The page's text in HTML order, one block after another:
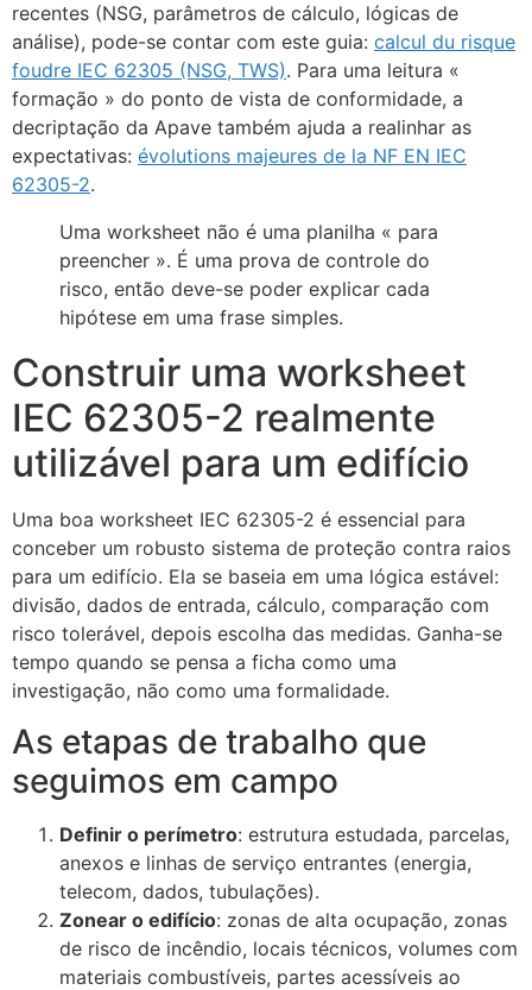
recentes (NSG, parâmetros de cálculo, lógicas de
análise), pode-se contar com este guia: calcul du risque
foudre IEC 62305 (NSG, TWS). Para uma leitura «
formação » do ponto de vista de conformidade, a
decriptação da Apave também ajuda a realinhar as
expectativas: évolutions majeures de la NF EN IEC
62305-2.
Uma worksheet não é uma planilha « para
preencher ». É uma prova de controle do
risco, então deve-se poder explicar cada
hipótese em uma frase simples.
Construir uma worksheet
IEC 62305-2 realmente
utilizável para um edifício
Uma boa worksheet IEC 62305-2 é essencial para
conceber um robusto sistema de proteção contra raios
para um edifício. Ela se baseia em uma lógica estável:
divisão, dados de entrada, cálculo, comparação com
risco tolerável, depois escolha das medidas. Ganha-se
tempo quando se pensa a ficha como uma
investigação, não como uma formalidade.
As etapas de trabalho que
seguimos em campo
Definir o perímetro: estrutura estudada, parcelas,
anexos e linhas de serviço entrantes (energia,
telecom, dados, tubulações).
Zonear o edifício: zonas de alta ocupação, zonas
de risco de incêndio, locais técnicos, volumes com
materiais combustíveis, partes acessíveis ao